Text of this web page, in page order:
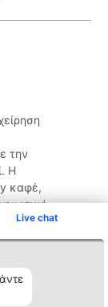
Live chat
την
Η
καφέ,